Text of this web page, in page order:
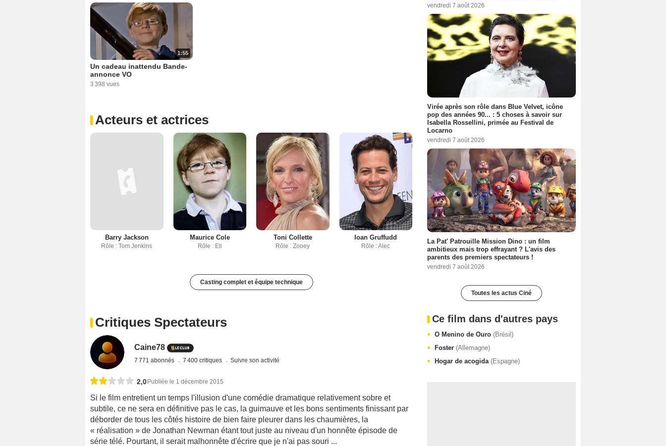
1:55
Un cadeau inattendu Bande-
annonce VO
3 398 vues
Acteurs et actrices
Barry Jackson
Rôle : Tom Jenkins
Maurice Cole
Rôle : Eli
Toni Collette
Rôle : Zooey
Ioan Gruffudd
Rôle : Alec
Casting complet et équipe technique
Critiques Spectateurs
Caine78
7 771 abonnés 7 400 critiques Suivre son activité
2,0Publiée le 1 décembre 2015
Si le film entretient un temps l'illusion d'une comédie dramatique relativement sobre et
subtile, ce ne sera en définitive pas le cas, la guimauve et les bons sentiments finissant par
déborder de tous les côtés histoire de bien faire pleurer dans les chaumières, la
« réalisation » de Jonathan Newman étant tout juste au niveau d'un honnête épisode de
série télé. Pourtant, il serait malhonnête d'écrire que je n'ai pas souri ...
vendredi 7 août 2026
Virée après son rôle dans Blue Velvet, icône
pop des années 90... : 5 choses à savoir sur
Isabella Rossellini, primée au Festival de
Locarno
vendredi 7 août 2026
La Pat' Patrouille Mission Dino : un film
ambitieux mais trop effrayant ? L'avis des
parents des premiers spectateurs !
vendredi 7 août 2026
Toutes les actus Ciné
Ce film dans d'autres pays
O Menino de Ouro (Brésil)
Foster (Allemagne)
Hogar de acogida (Espagne)